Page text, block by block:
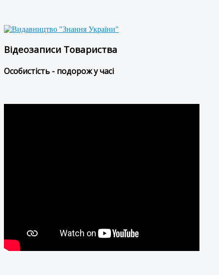
Відеозаписи Товариства
Особистість - подорож у часі